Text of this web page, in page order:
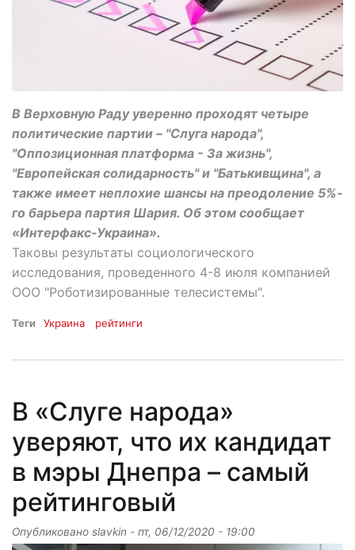
В Верховную Раду уверенно проходят четыре
политические партии – "Слуга народа",
"Оппозиционная платформа - За жизнь",
"Европейская солидарность" и "Батькивщина", а
также имеет неплохие шансы на преодоление 5%-
го барьера партия Шария. Об этом сообщает
«Интерфакс-Украина».
Таковы результаты социологического
исследования, проведенного 4-8 июля компанией
ООО "Роботизированные телесистемы".
Теги Украина рейтинги
В «Слуге народа»
уверяют, что их кандидат
в мэры Днепра – самый
рейтинговый
Опубликовано slavkin - пт, 06/12/2020 - 19:00